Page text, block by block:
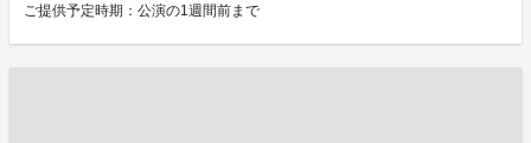
ご提供予定時期：公演の1週間前まで